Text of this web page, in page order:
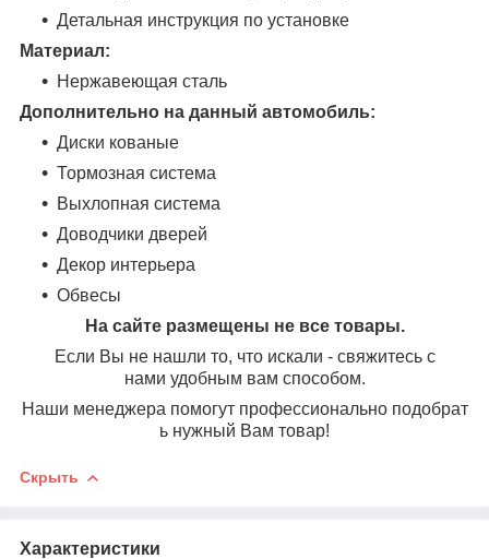
Детальная инструкция по установке
Материал:
Нержавеющая сталь
Дополнительно на данный автомобиль:
Диски кованые
Тормозная система
Выхлопная система
Доводчики дверей
Декор интерьера
Обвесы
На сайте размещены не все товары.
Если Вы не нашли то, что искали - свяжитесь с
нами удобным вам способом.
Наши менеджера помогут профессионально подобрат
ь нужный Вам товар!
Скрыть
Характеристики